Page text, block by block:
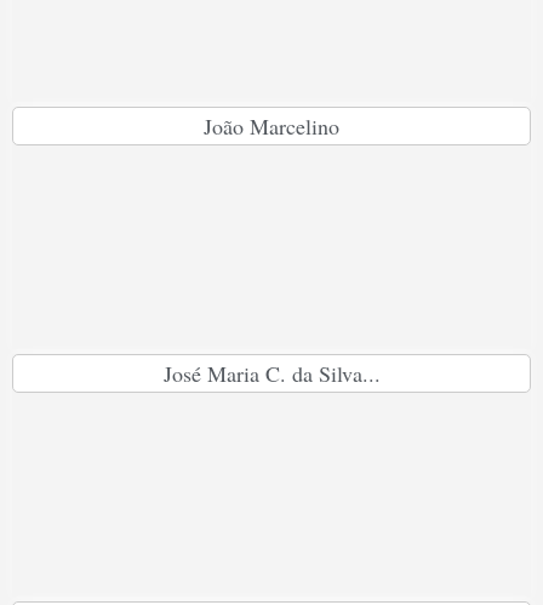
João Marcelino
José Maria C. da Silva...